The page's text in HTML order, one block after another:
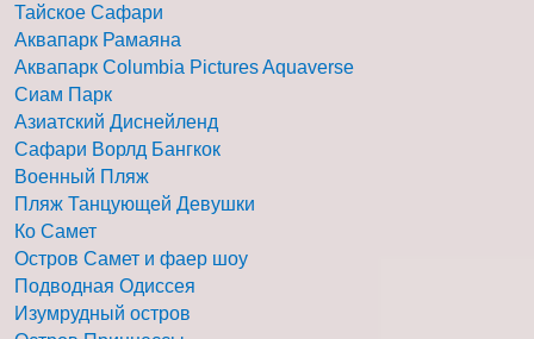
Тайское Сафари
Аквапарк Рамаяна
Аквапарк Columbia Pictures Aquaverse
Сиам Парк
Азиатский Диснейленд
Сафари Ворлд Бангкок
Военный Пляж
Пляж Танцующей Девушки
Ко Самет
Остров Самет и фаер шоу
Подводная Одиссея
Изумрудный остров